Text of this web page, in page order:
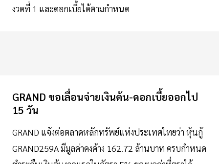
งวดที่ 1 และดอกเบี้ยได้ตามกำหนด
GRAND ขอเลื่อนจ่ายเงินต้น-ดอกเบี้ยออกไป
15 วัน
GRAND แจ้งต่อตลาดหลักทรัพย์แห่งประเทศไทยว่า หุ้นกู้
GRAND259A มีมูลค่าคงค้าง 162.72 ล้านบาท ครบกำหนด